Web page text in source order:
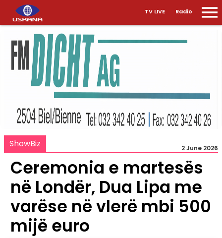
TV LIVE Radio
ShowBiz 2 June 2026
Ceremonia e martesës
në Londër, Dua Lipa me
varëse në vlerë mbi 500
mijë euro